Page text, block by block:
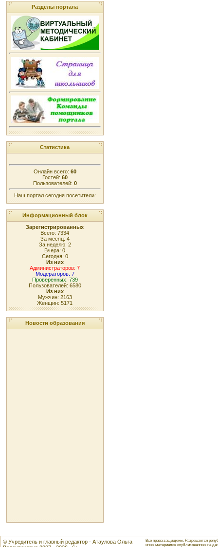
Разделы портала
Статистика
Онлайн всего: 60
Гостей: 60
Пользователей: 0
Наш портал сегодня посетители:
Информационный блок
Зарегистрированных
Всего: 7334
За месяц: 4
За неделю: 2
Вчера: 0
Сегодня: 0
Из них
Администраторов: 7
Модераторов: 7
Проверенных: 739
Пользователей: 6580
Из них
Мужчин: 2163
Женщин: 5171
Новости образования
© Учредитель и главный редактор - Атаулова Ольга
Все права защищены. Разрешается
иных материалов опубликованных на